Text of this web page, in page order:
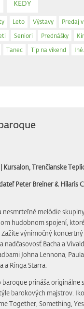
KEDY
Leto Výstavy
Predaj
Seniori Prednášky
Tanec Tip na víkend Iné...
Kursalon, Trenčianske
Peter Breiner & Hilaris
nesmrteľné melódie
hudobnom spojení,
výnimočný
nadčasovosť Bacha a
Johna Lennona,
a Ringa Starra.
baroque prináša originálne
barokových majstrov.
Together, Something,